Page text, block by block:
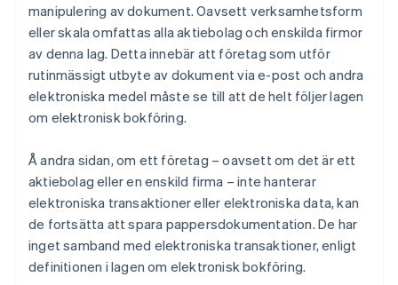
manipulering av dokument. Oavsett verksamhetsform
eller skala omfattas alla aktiebolag och enskilda firmor
av denna lag. Detta innebär att företag som utför
rutinmässigt utbyte av dokument via e-post och andra
elektroniska medel måste se till att de helt följer lagen
om elektronisk bokföring.
Å andra sidan, om ett företag – oavsett om det är ett
aktiebolag eller en enskild firma – inte hanterar
elektroniska transaktioner eller elektroniska data, kan
de fortsätta att spara pappersdokumentation. De har
inget samband med elektroniska transaktioner, enligt
definitionen i lagen om elektronisk bokföring.